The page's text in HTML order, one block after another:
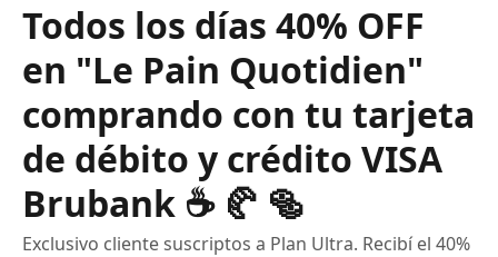
Todos los días 40% OFF
en "Le Pain Quotidien"
comprando con tu tarjeta
de débito y crédito VISA
Brubank ☕️ 🥐 🥯
Exclusivo cliente suscriptos a Plan Ultra. Recibí el 40%